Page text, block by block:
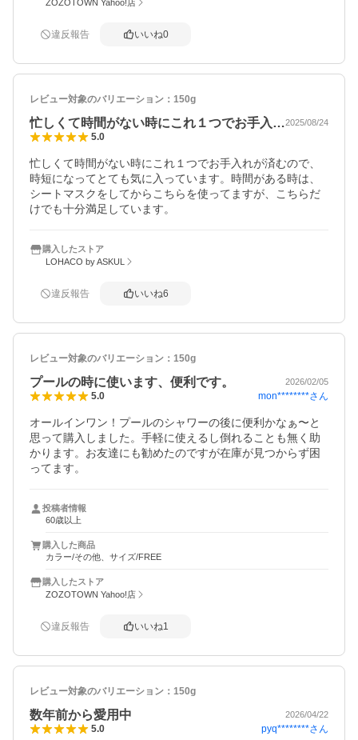
ZOZOTOWN Yahoo!店
違反報告 いいね0
レビュー対象のバリエーション： 150g
忙しくて時間がない時にこれ１つでお手入…2025/08/24
5.0
忙しくて時間がない時にこれ１つでお手入れが済むので、
時短になってとても気に入っています。時間がある時は、
シートマスクをしてからこちらを使ってますが、こちらだ
けでも十分満足しています。
購入したストア
LOHACO by ASKUL
違反報告 いいね6
レビュー対象のバリエーション： 150g
プールの時に使います、便利です。 2026/02/05
5.0 mon********さん
オールインワン！プールのシャワーの後に便利かなぁ〜と
思って購入しました。手軽に使えるし倒れることも無く助
かります。お友達にも勧めたのですが在庫が見つからず困
ってます。
投稿者情報
60歳以上
購入した商品
カラー/その他、サイズ/FREE
購入したストア
ZOZOTOWN Yahoo!店
違反報告 いいね1
レビュー対象のバリエーション： 150g
数年前から愛用中 2026/04/22
5.0 pyq********さん